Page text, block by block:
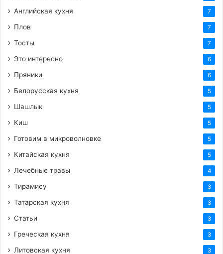
Английская кухня 7
Плов 7
Тосты 7
Это интересно 6
Пряники 6
Белорусская кухня 5
Шашлык 5
Киш 5
Готовим в микроволновке 5
Китайская кухня 5
Лечебные травы 4
Тирамису 3
Татарская кухня 3
Статьи 3
Греческая кухня 3
Литовская кухня 3